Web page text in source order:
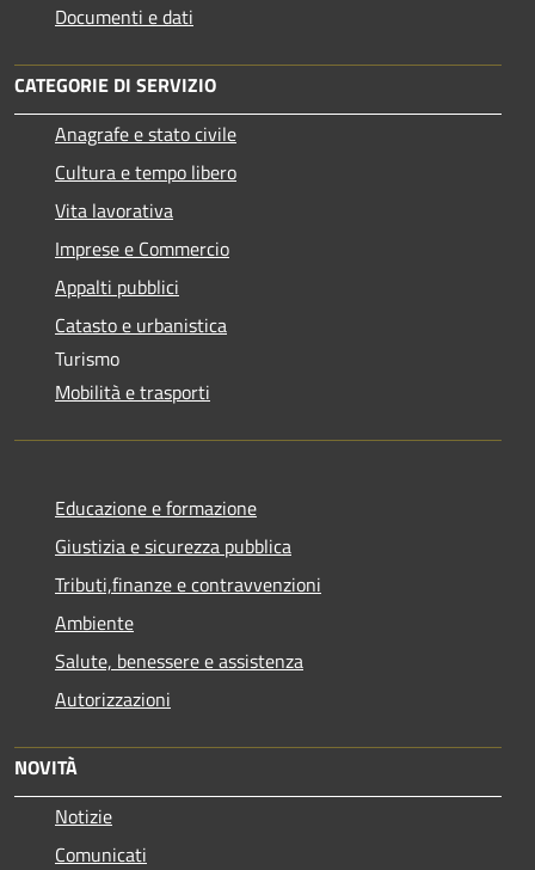
Documenti e dati
CATEGORIE DI SERVIZIO
Anagrafe e stato civile
Cultura e tempo libero
Vita lavorativa
Imprese e Commercio
Appalti pubblici
Catasto e urbanistica
Turismo
Mobilità e trasporti
Educazione e formazione
Giustizia e sicurezza pubblica
Tributi,finanze e contravvenzioni
Ambiente
Salute, benessere e assistenza
Autorizzazioni
NOVITÀ
Notizie
Comunicati